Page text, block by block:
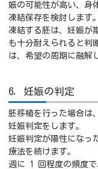
娠の可能性が高い、身
凍結保存を検討します。
凍結する胚は、妊娠が
も十分耐えられると判
は、希望の周期に融解
6．妊娠の判定
胚移植を行った場合は
妊娠判定をします。
妊娠判定が陽性になっ
療法を続けます。
週に 1 回程度の頻度